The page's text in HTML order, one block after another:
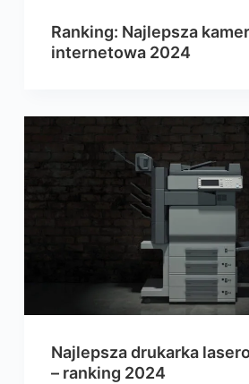
Ranking: Najlepsza
internetowa 2024
Najlepsza drukarka
– ranking 2024